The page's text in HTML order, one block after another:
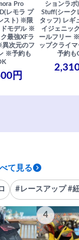
Pro
レモラ プ
スト) ※限
ドモデル ※
最強XFラ
次元のフ
※予約も
円
ションラボ
Stuff(シーク
タッフ) レギ
イジェニッ
ールフリー
ップクライ
予約も
て見る
#レースアップ #
4